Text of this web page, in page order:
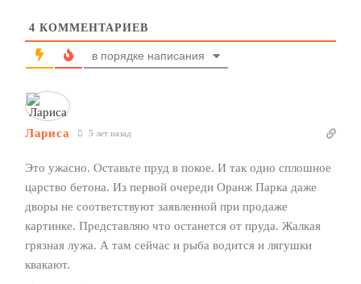
4 КОММЕНТАРИЕВ
в порядке написания
Лариса 5 лет назад
Это ужасно. Оставьте пруд в покое. И так одно сплошное
царство бетона. Из первой очереди Оранж Парка даже
дворы не соответствуют заявленной при продаже
картинке. Представляю что останется от пруда. Жалкая
грязная лужа. А там сейчас и рыба водится и лягушки
квакают.